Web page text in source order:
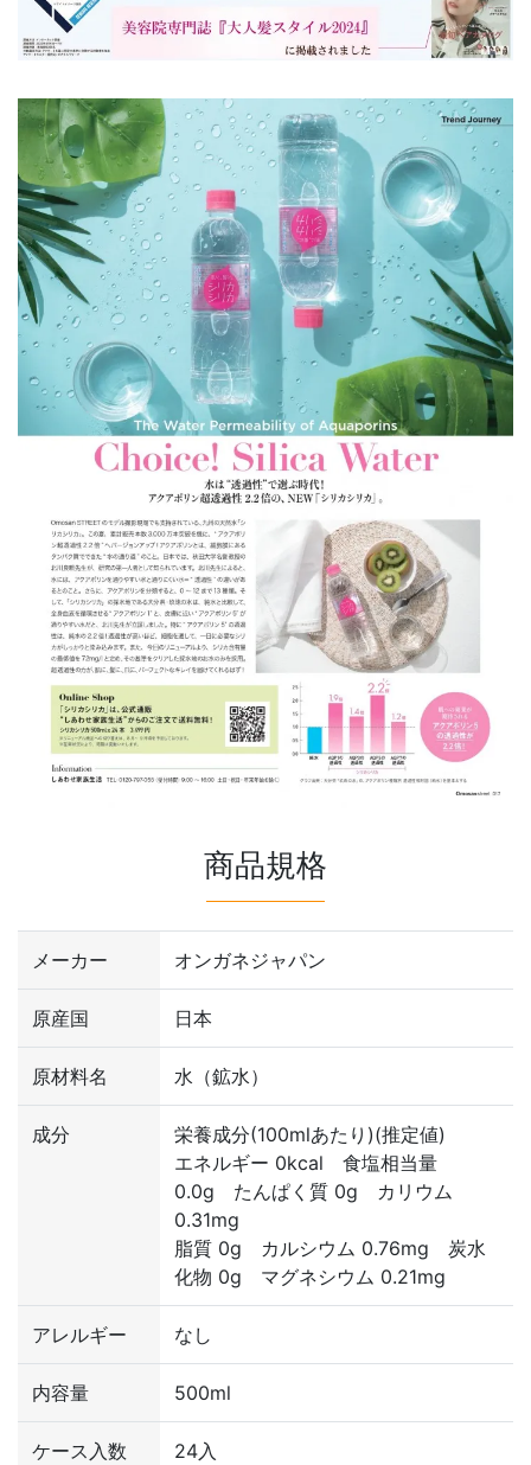
商品規格
メーカー オンガネジャパン
原産国 日本
原材料名 水（鉱水）
成分
栄養成分(100mlあたり)(推定値)
エネルギー 0kcal 食塩相当量
0.0g たんぱく質 0g カリウム
0.31mg
脂質 0g カルシウム 0.76mg 炭水
化物 0g マグネシウム 0.21mg
アレルギー なし
内容量 500ml
ケース入数 24入